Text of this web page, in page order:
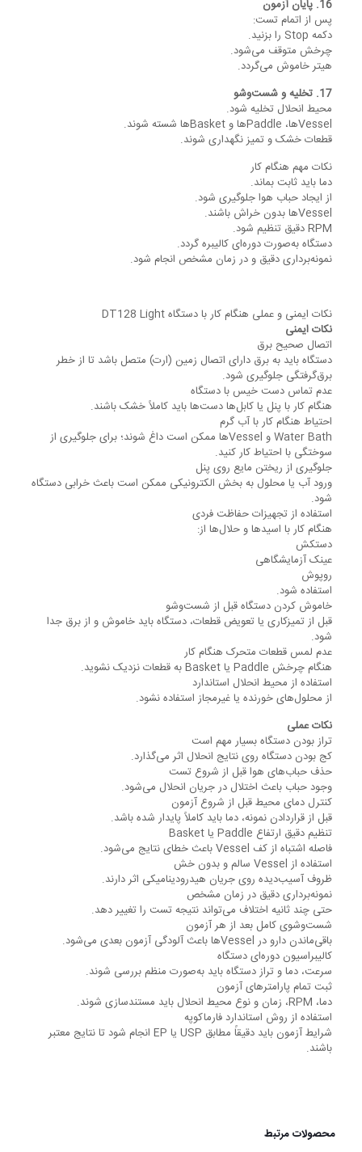
16. پایان آزمون
پس از اتمام تست:
دکمه Stop را بزنید.
چرخش متوقف می‌شود.
هیتر خاموش می‌گردد.
17. تخلیه و شست‌وشو
محیط انحلال تخلیه شود.
Vesselها، Paddleها و Basketها شسته شوند.
قطعات خشک و تمیز نگهداری شوند.
نکات مهم هنگام کار
دما باید ثابت بماند.
از ایجاد حباب هوا جلوگیری شود.
Vesselها بدون خراش باشند.
RPM دقیق تنظیم شود.
دستگاه به‌صورت دوره‌ای کالیبره گردد.
نمونه‌برداری دقیق و در زمان مشخص انجام شود.
نکات ایمنی و عملی هنگام کار با دستگاه DT128 Light
نکات ایمنی
اتصال صحیح برق
دستگاه باید به برق دارای اتصال زمین (ارت) متصل باشد تا از خطر
برق‌گرفتگی جلوگیری شود.
عدم تماس دست خیس با دستگاه
هنگام کار با پنل یا کابل‌ها دست‌ها باید کاملاً خشک باشند.
احتیاط هنگام کار با آب گرم
Water Bath و Vesselها ممکن است داغ شوند؛ برای جلوگیری از
سوختگی با احتیاط کار کنید.
جلوگیری از ریختن مایع روی پنل
ورود آب یا محلول به بخش الکترونیکی ممکن است باعث خرابی دستگاه
شود.
استفاده از تجهیزات حفاظت فردی
هنگام کار با اسیدها و حلال‌ها از:
دستکش
عینک آزمایشگاهی
روپوش
استفاده شود.
خاموش کردن دستگاه قبل از شست‌وشو
قبل از تمیزکاری یا تعویض قطعات، دستگاه باید خاموش و از برق جدا
شود.
عدم لمس قطعات متحرک هنگام کار
هنگام چرخش Paddle یا Basket به قطعات نزدیک نشوید.
استفاده از محیط انحلال استاندارد
از محلول‌های خورنده یا غیرمجاز استفاده نشود.
نکات عملی
تراز بودن دستگاه بسیار مهم است
کج بودن دستگاه روی نتایج انحلال اثر می‌گذارد.
حذف حباب‌های هوا قبل از شروع تست
وجود حباب باعث اختلال در جریان انحلال می‌شود.
کنترل دمای محیط قبل از شروع آزمون
قبل از قراردادن نمونه، دما باید کاملاً پایدار شده باشد.
تنظیم دقیق ارتفاع Paddle یا Basket
فاصله اشتباه از کف Vessel باعث خطای نتایج می‌شود.
استفاده از Vessel سالم و بدون خش
ظروف آسیب‌دیده روی جریان هیدرودینامیکی اثر دارند.
نمونه‌برداری دقیق در زمان مشخص
حتی چند ثانیه اختلاف می‌تواند نتیجه تست را تغییر دهد.
شست‌وشوی کامل بعد از هر آزمون
باقی‌ماندن دارو در Vesselها باعث آلودگی آزمون بعدی می‌شود.
کالیبراسیون دوره‌ای دستگاه
سرعت، دما و تراز دستگاه باید به‌صورت منظم بررسی شوند.
ثبت تمام پارامترهای آزمون
دما، RPM، زمان و نوع محیط انحلال باید مستندسازی شوند.
استفاده از روش استاندارد فارماکوپه
شرایط آزمون باید دقیقاً مطابق USP یا EP انجام شود تا نتایج معتبر
باشند.
محصولات مرتبط